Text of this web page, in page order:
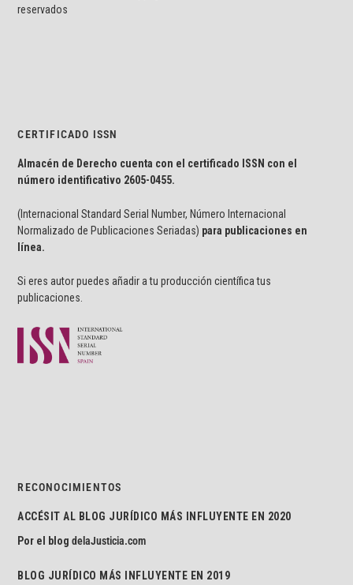
reservados
CERTIFICADO ISSN
Almacén de Derecho cuenta con el certificado ISSN con el
número identificativo 2605-0455.
(Internacional Standard Serial Number, Número Internacional
Normalizado de Publicaciones Seriadas) para publicaciones en
línea.
Si eres autor puedes añadir a tu producción científica tus
publicaciones.
RECONOCIMIENTOS
ACCÉSIT AL BLOG JURÍDICO MÁS INFLUYENTE EN 2020
Por el blogdelaJusticia.com
BLOG JURÍDICO MÁS INFLUYENTE EN 2019